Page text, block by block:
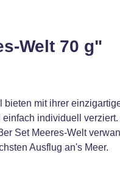
Welt 70 g"
mit ihrer
individuell
Set Meeres-Welt
Ausflug an's Meer.